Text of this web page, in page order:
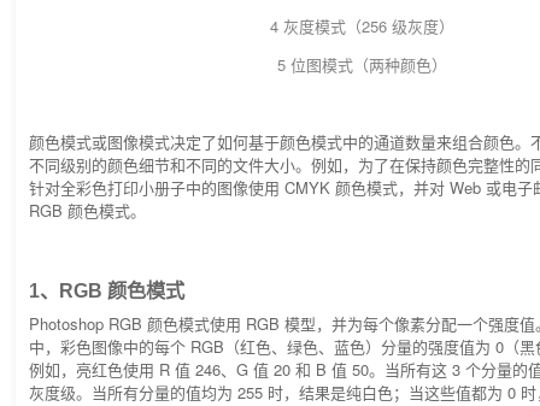
4 灰度模式（256 级灰度）
5 位图模式（两种颜色）
颜色模式或图像模式决定了如何基于颜色模式中的通道数量来组合颜色。
不同级别的颜色细节和不同的文件大小。例如，为了在保持颜色完整性的
针对全彩色打印小册子中的图像使用 CMYK 颜色模式，并对 Web 或电子
RGB 颜色模式。
1、RGB 颜色模式
Photoshop RGB 颜色模式使用 RGB 模型，并为每个像素分配一个强度
中，彩色图像中的每个 RGB（红色、绿色、蓝色）分量的强度值为 0（
例如，亮红色使用 R 值 246、G 值 20 和 B 值 50。当所有这 3 个分量的
灰度级。当所有分量的值均为 255 时，结果是纯白色；当这些值都为 0